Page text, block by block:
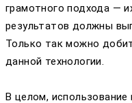
грамотного подхода —
результатов должны
Только так можно
данной технологии.
В целом, использование